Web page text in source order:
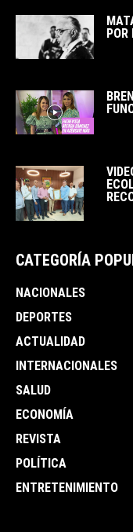
POR
CATEGORÍA
NACIONALES
DEPORTES
ACTUALIDAD
INTERNACIONALES
SALUD
ECONOMÍA
REVISTA
POLÍTICA
ENTRETENIMIENTO